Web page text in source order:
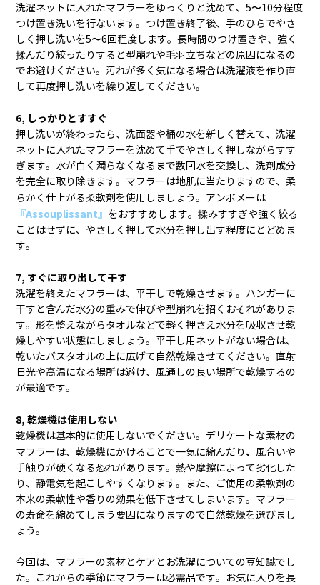
洗濯ネットに入れたマフラーをゆっくりと沈めて、5〜10分程度
つけ置き洗いを行ないます。つけ置き終了後、手のひらでやさ
しく押し洗いを5〜6回程度します。長時間のつけ置きや、強く
揉んだり絞ったりすると型崩れや毛羽立ちなどの原因になるの
でお避けください。汚れが多く気になる場合は洗濯液を作り直
して再度押し洗いを繰り返してください。
6, しっかりとすすぐ
押し洗いが終わったら、洗面器や桶の水を新しく替えて、洗濯
ネットに入れたマフラーを沈めて手でやさしく押しながらすす
ぎます。水が白く濁らなくなるまで数回水を交換し、洗剤成分
を完全に取り除きます。マフラーは地肌に当たりますので、柔
らかく仕上がる柔軟剤を使用しましょう。アンボメーは
『Assouplissant』 をおすすめします。揉みすすぎや強く絞る
ことはせずに、やさしく押して水分を押し出す程度にとどめま
す。
7, すぐに取り出して干す
洗濯を終えたマフラーは、平干しで乾燥させます。ハンガーに
干すと含んだ水分の重みで伸びや型崩れを招くおそれがありま
す。形を整えながらタオルなどで軽く押さえ水分を吸収させ乾
燥しやすい状態にしましょう。平干し用ネットがない場合は、
乾いたバスタオルの上に広げて自然乾燥させてください。直射
日光や高温になる場所は避け、風通しの良い場所で乾燥するの
が最適です。
8, 乾燥機は使用しない
乾燥機は基本的に使用しないでください。デリケートな素材の
マフラーは、乾燥機にかけることで一気に縮んだり、風合いや
手触りが硬くなる恐れがあります。熱や摩擦によって劣化した
り、静電気を起こしやすくなります。また、ご使用の柔軟剤の
本来の柔軟性や香りの効果を低下させてしまいます。マフラー
の寿命を縮めてしまう要因になりますので自然乾燥を選びまし
ょう。
今回は、マフラーの素材とケアとお洗濯についての豆知識でし
た。これからの季節にマフラーは必需品です。お気に入りを長